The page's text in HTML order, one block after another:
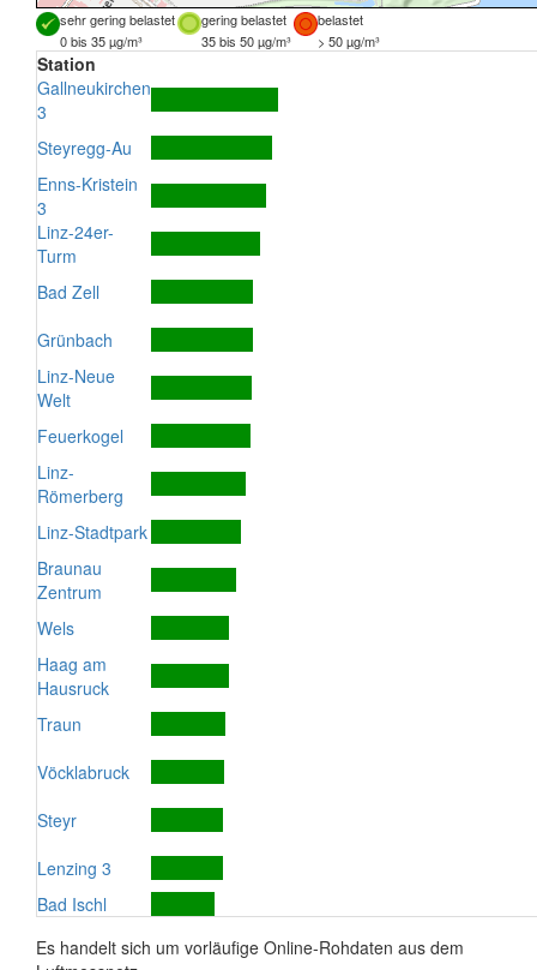
sehr gering belastet gering belastet
belastet
0 bis 35 µg/m³
35 bis 50 µg/m³ > 50 µg/m³
Station
Gallneukirchen
3
Steyregg-Au
Enns-Kristein
3
Linz-24er-
Turm
Bad Zell
Grünbach
Linz-Neue
Welt
Feuerkogel
Linz-
Römerberg
Linz-Stadtpark
Braunau
Zentrum
Wels
Haag am
Hausruck
Traun
Vöcklabruck
Steyr
Lenzing 3
Bad Ischl
Es handelt sich um vorläufige Online-Rohdaten aus dem